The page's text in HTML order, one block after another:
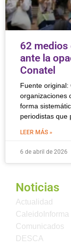
62
ante la
Conatel
Fuente original:
organizaciones
forma
periodistas que
LEER MÁS »
6 de abril de 2026
Noticias
Actualidad
CaleidoInforma
Comunicados
DESCA